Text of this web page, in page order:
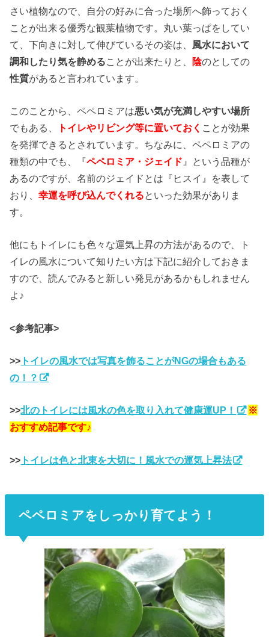
さい植物なので、自分の好みに合った場所へ飾っておく
ことが出来る優秀な観葉植物です。丸い葉っぱをしてい
て、下向きに対して伸びているその姿は、 風水において
調和したり気を静めることが出来たりと、 陰のとしての
性質があると言われています。
このことから、ペペロミアは悪い気が充満しやすい場所
でもある、
トイレやリビング等に置いておく ことが効果
を発揮できるとされています。ちなみに、ペペロミアの
種類の中でも、『ペペロミア・ジェイド 』という品種が
あるのですが、名前のジェイドとは『ヒスイ』を表して
おり、幸運を呼び込んでくれるといった効果がありま
す。
他にもトイレにも色々な運気上昇の方法があるので、ト
イレの風水について知りたい方は下記に紹介しておきま
すので、読んでみると新しい発見があるかもしれません
よ♪
<参考記事>
>> トイレの風水では写真を飾ることがNGの場合もある
の！？
>>北のトイレには風水の色を取り入れて健康運UP！
※
おすすめ記事です♪
>> トイレは色と北東を大切に！風水での運気上昇法
ペペロミアをしっかり育てよう！